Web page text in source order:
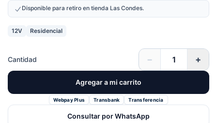
Disponible para retiro en tienda Las Condes.
12V Residencial
Cantidad − +
Agregar a mi carrito
Webpay Plus Transbank Transferencia
Consultar por WhatsApp